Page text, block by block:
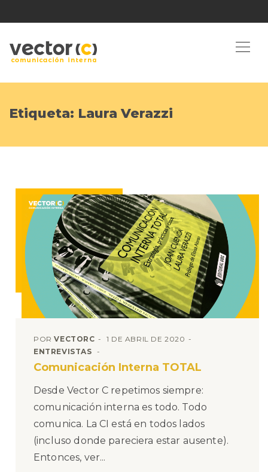
Etiqueta: Laura Verazzi
PORVECTORC
1 DE ABRIL DE 2020
ENTREVISTAS
Comunicación Interna TOTAL
Desde Vector C repetimos siempre:
comunicación interna es todo. Todo
comunica. La CI está en todos lados
(incluso donde pareciera estar ausente).
Entonces, ver...